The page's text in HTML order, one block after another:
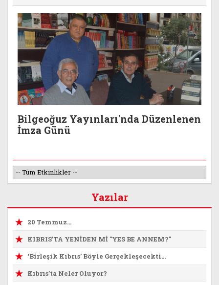
Bilgeoğuz Yayınları'nda Düzenlenen
İmza Günü
Yazılar
20 Temmuz…
KIBRIS’TA YENİDEN Mİ "YES BE ANNEM?"
‘Birleşik Kıbrıs’ Böyle Gerçekleşecekti…
Kıbrıs’ta Neler Oluyor?